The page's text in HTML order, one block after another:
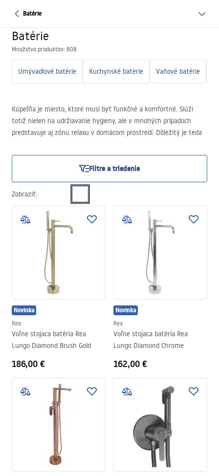
Batérie
Batérie
Množstvo produktov: 808
Umývadlové batérie Kuchynské batérie Vaňové batérie
Kúpeľňa je miesto, ktoré musí byť funkčné a komfortné. Slúži
totiž nielen na udržiavanie hygieny, ale v mnohých prípadoch
predstavuje aj zónu relaxu v domácom prostredí. Dôležitý je teda
prispôsobenie kúpeľňových batérií. Batérie ovplyvňujú nielen
užívateľské pohodlie, ale zohrávajú aj veľmi dôležitú úlohu pri
doplnení estetiky interiéru.
Filtre a triedenie
Zobraziť:
Novinka
Rea
Voľne stojaca batéria Rea
Lungo Diamond Brush Gold
186,00 €
Novinka
Rea
Voľne stojaca batéria Rea
Lungo Diamond Chrome
162,00 €